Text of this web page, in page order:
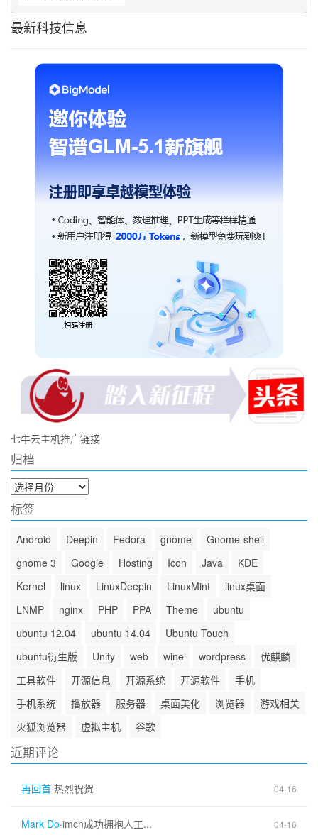
最新科技信息
七牛云主机推广链接
归档
归
档
标签
Android Deepin Fedora gnome
Gnome-shell
gnome 3
Google Hosting Icon Java
KDE
Kernel
linux LinuxDeepin LinuxMint
linux桌面
LNMP
nginx PHP PPA Theme
ubuntu
ubuntu 12.04
ubuntu 14.04
Ubuntu Touch
ubuntu衍生版
Unity web wine wordpress
优麒麟
工具软件
开源信息 开源系统 开源软件
手机
手机系统
播放器 服务器 桌面美化 浏览器
游戏相关
火狐浏览器
虚拟主机 谷歌
近期评论
再回首·热烈祝贺 04-16
Mark Do·imcn成功拥抱人工... 04-16